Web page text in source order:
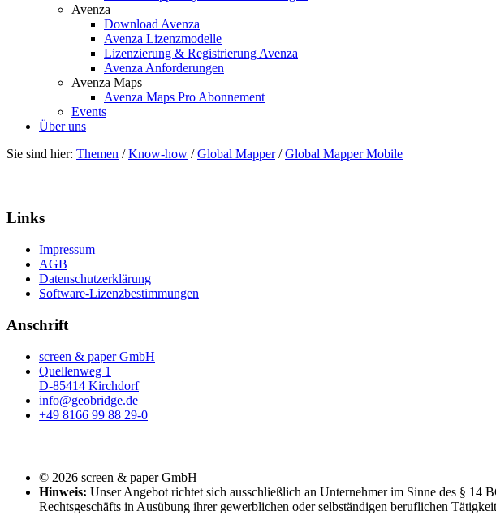
Avenza
Download Avenza
Avenza Lizenzmodelle
Lizenzierung & Registrierung Avenza
Avenza Anforderungen
Avenza Maps
Avenza Maps Pro Abonnement
Events
Über uns
Sie sind hier: Themen /Know-how /Global Mapper/Global Mapper Mobile
Links
Impressum
AGB
Datenschutzerklärung
Software-Lizenzbestimmungen
Anschrift
screen & paper GmbH
Quellenweg 1
D-85414 Kirchdorf
info@geobridge.de
+49 8166 99 88 29-0
© 2026 screen & paper GmbH
Hinweis: Unser Angebot richtet sich ausschließlich an Unternehmer im Sinne des § 14
Rechtsgeschäfts in Ausübung ihrer gewerblichen oder selbständigen beruflichen